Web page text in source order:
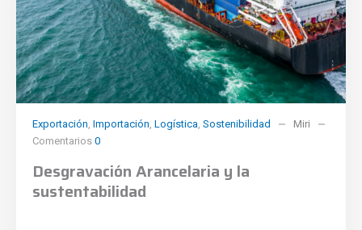
Exportación, Importación, Logística, Sostenibilidad
Miri
Comentarios 0
Desgravación Arancelaria y la
sustentabilidad